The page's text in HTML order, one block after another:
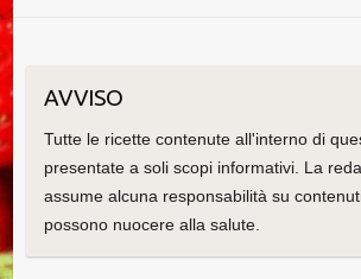
AVVISO
Tutte le ricette contenute all'interno di
presentate a soli scopi informativi. La
assume alcuna responsabilità su
possono nuocere alla salute.